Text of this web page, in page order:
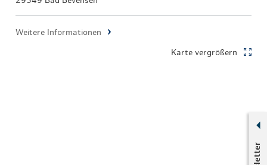
Weitere Informationen
Karte vergrößern